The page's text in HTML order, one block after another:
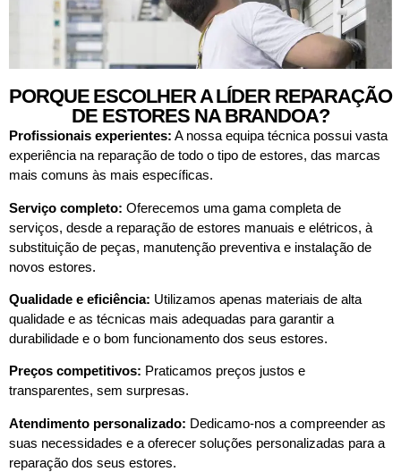
PORQUE ESCOLHER A LÍDER REPARAÇÃO
DE ESTORES NA BRANDOA?
Profissionais experientes: A nossa equipa técnica possui vasta
experiência na reparação de todo o tipo de estores, das marcas
mais comuns às mais específicas.
Serviço completo: Oferecemos uma gama completa de
serviços, desde a reparação de estores manuais e elétricos, à
substituição de peças, manutenção preventiva e instalação de
novos estores.
Qualidade e eficiência: Utilizamos apenas materiais de alta
qualidade e as técnicas mais adequadas para garantir a
durabilidade e o bom funcionamento dos seus estores.
Preços competitivos: Praticamos preços justos e
transparentes, sem surpresas.
Atendimento personalizado: Dedicamo-nos a compreender as
suas necessidades e a oferecer soluções personalizadas para a
reparação dos seus estores.